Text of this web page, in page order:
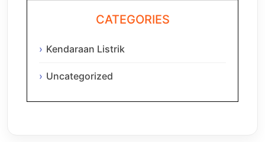
CATEGORIES
Kendaraan Listrik
Uncategorized